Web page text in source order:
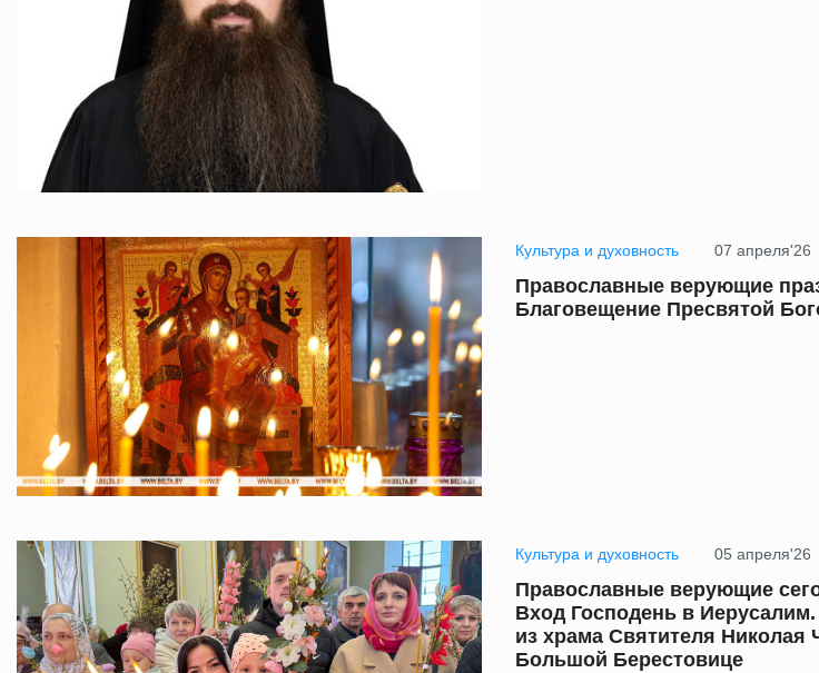
Культура и духовность 07 апреля'26
Православные верующие
Благовещение Пресвятой
Культура и духовность 05 апреля'26
Православные верующие
Вход Господень в
из храма Святителя Николая
Большой Берестовице